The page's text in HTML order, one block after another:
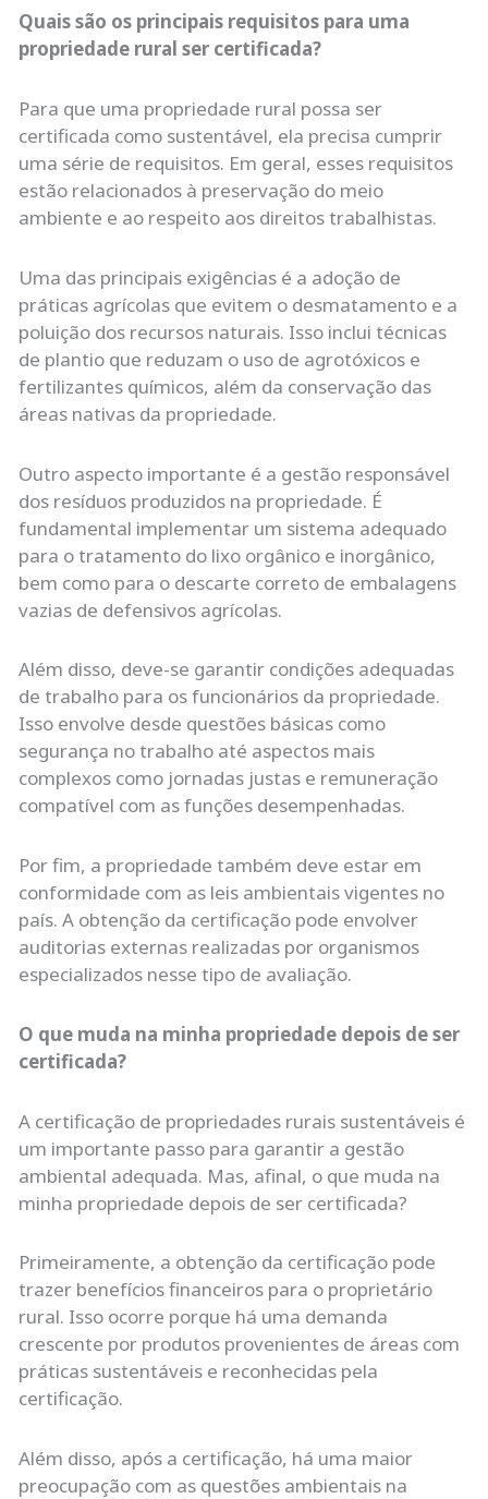
Quais são os principais requisitos para uma
propriedade rural ser certificada?
Para que uma propriedade rural possa ser
certificada como sustentável, ela precisa cumprir
uma série de requisitos. Em geral, esses requisitos
estão relacionados à preservação do meio
ambiente e ao respeito aos direitos trabalhistas.
Uma das principais exigências é a adoção de
práticas agrícolas que evitem o desmatamento e a
poluição dos recursos naturais. Isso inclui técnicas
de plantio que reduzam o uso de agrotóxicos e
fertilizantes químicos, além da conservação das
áreas nativas da propriedade.
Outro aspecto importante é a gestão responsável
dos resíduos produzidos na propriedade. É
fundamental implementar um sistema adequado
para o tratamento do lixo orgânico e inorgânico,
bem como para o descarte correto de embalagens
vazias de defensivos agrícolas.
Além disso, deve-se garantir condições adequadas
de trabalho para os funcionários da propriedade.
Isso envolve desde questões básicas como
segurança no trabalho até aspectos mais
complexos como jornadas justas e remuneração
compatível com as funções desempenhadas.
Por fim, a propriedade também deve estar em
conformidade com as leis ambientais vigentes no
país. A obtenção da certificação pode envolver
auditorias externas realizadas por organismos
especializados nesse tipo de avaliação.
O que muda na minha propriedade depois de ser
certificada?
A certificação de propriedades rurais sustentáveis é
um importante passo para garantir a gestão
ambiental adequada. Mas, afinal, o que muda na
minha propriedade depois de ser certificada?
Primeiramente, a obtenção da certificação pode
trazer benefícios financeiros para o proprietário
rural. Isso ocorre porque há uma demanda
crescente por produtos provenientes de áreas com
práticas sustentáveis e reconhecidas pela
certificação.
Além disso, após a certificação, há uma maior
preocupação com as questões ambientais na